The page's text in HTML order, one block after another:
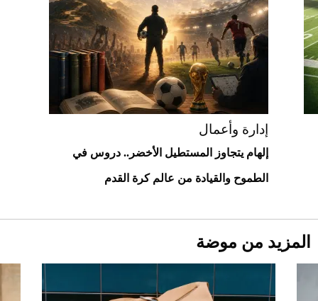
أغلى 10 عطور في العالم للرجال تمنحك فخامة
Aston Martin Valiant: على هوى الأبطال
"بوجاتي ميسترال" الاستثنائية للبيع في
مزاد مونتيري
2026-07-23
إدارة وأعمال
إلهام يتجاوز المستطيل الأخضر.. دروس في
الطموح والقيادة من عالم كرة القدم
المزيد من موضة